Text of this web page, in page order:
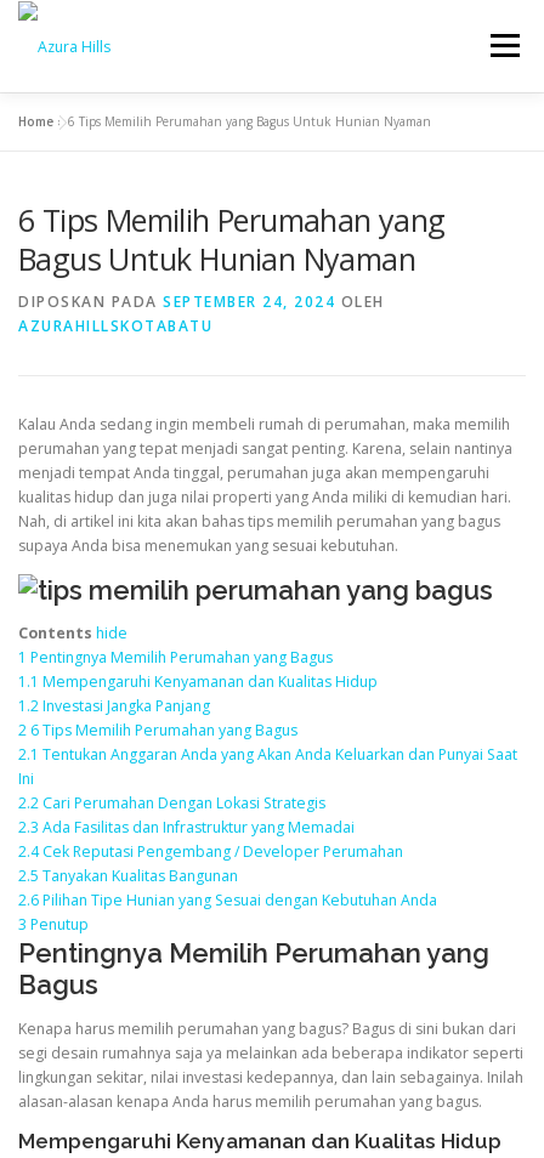
Menu
KONTAK
Home »6 Tips Memilih Perumahan yang Bagus Untuk Hunian Nyaman
6 Tips Memilih Perumahan yang
Bagus Untuk Hunian Nyaman
DIPOSKAN PADA SEPTEMBER 24, 2024 OLEH
AZURAHILLSKOTABATU
Kalau Anda sedang ingin membeli rumah di perumahan, maka memilih
perumahan yang tepat menjadi sangat penting. Karena, selain nantinya
menjadi tempat Anda tinggal, perumahan juga akan mempengaruhi
kualitas hidup dan juga nilai properti yang Anda miliki di kemudian hari.
Nah, di artikel ini kita akan bahas tips memilih perumahan yang bagus
supaya Anda bisa menemukan yang sesuai kebutuhan.
Contents hide
1 Pentingnya Memilih Perumahan yang Bagus
1.1 Mempengaruhi Kenyamanan dan Kualitas Hidup
1.2Investasi Jangka Panjang
2 6 Tips Memilih Perumahan yang Bagus
2.1 Tentukan Anggaran Anda yang Akan Anda Keluarkan dan Punyai Saat
Ini
2.2 Cari Perumahan Dengan Lokasi Strategis
2.3 Ada Fasilitas dan Infrastruktur yang Memadai
2.4 Cek Reputasi Pengembang / Developer Perumahan
2.5 Tanyakan Kualitas Bangunan
2.6Pilihan Tipe Hunian yang Sesuai dengan Kebutuhan Anda
3 Penutup
Pentingnya Memilih Perumahan yang
Bagus
Kenapa harus memilih perumahan yang bagus? Bagus di sini bukan dari
segi desain rumahnya saja ya melainkan ada beberapa indikator seperti
lingkungan sekitar, nilai investasi kedepannya, dan lain sebagainya. Inilah
alasan-alasan kenapa Anda harus memilih perumahan yang bagus.
Mempengaruhi Kenyamanan dan Kualitas Hidup